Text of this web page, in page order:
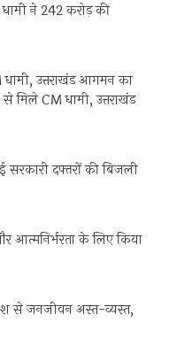
धामी ने 242 करोड़ की
धामी, उत्तराखंड आगमन का
से मिले CM धामी, उत्तराखंड
दफ्तरों की बिजली
आत्मनिर्भरता के लिए किया
से जनजीवन अस्त-व्यस्त,